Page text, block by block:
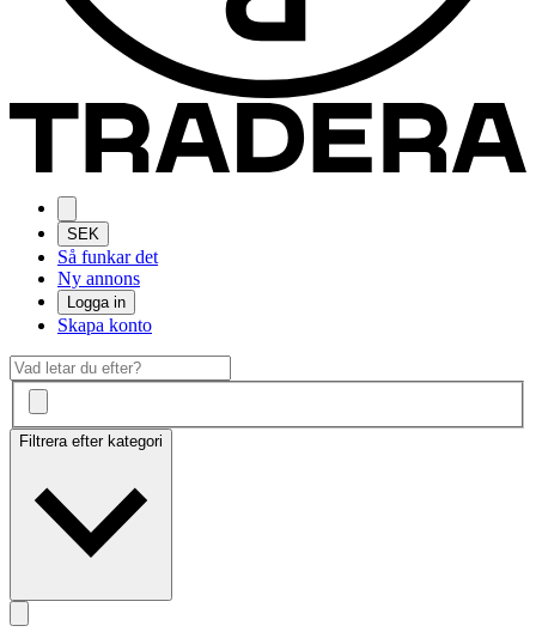
SEK
Så funkar det
Ny annons
Logga in
Skapa konto
Filtrera efter kategori